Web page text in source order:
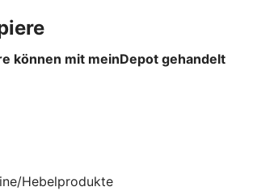
können mit meinDepot gehandelt
Hebelprodukte